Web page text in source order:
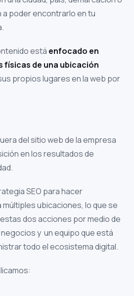
poder encontrarlo en tu
está enfocado en
físicas de una ubicación
propios lugares en la web por
del sitio web de la empresa
en los resultados de
SEO para hacer
ubicaciones, lo que se
dos acciones por medio de
y un equipo que está
todo el ecosistema digital.